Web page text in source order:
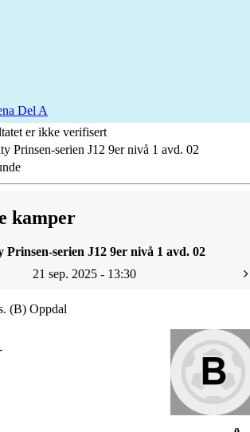
Del A
er ikke verifisert
Prinsen-serien J12 9er nivå 1 avd. 02
kamper
Prinsen-serien J12 9er nivå 1 avd. 02
21 sep. 2025 - 13:30
(B) Oppdal